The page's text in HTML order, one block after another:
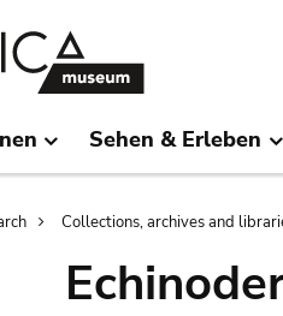
Sehen & Erleben
Collections, archives and